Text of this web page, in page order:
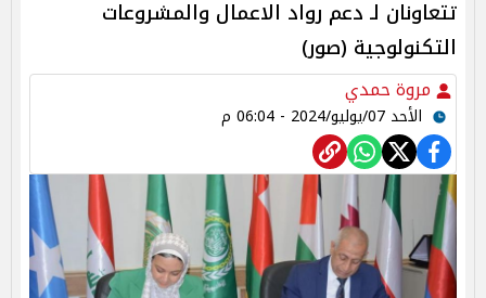
تتعاونان لـ دعم رواد الاعمال والمشروعات
التكنولوجية (صور)
مروة حمدي
الأحد 07/يوليو/2024 - 06:04 م